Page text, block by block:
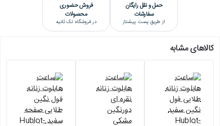
حمل و نقل رایگان
سفارشات
از طریق پست پیشتاز
فروش حضوری
محصولات
در فروشگاه تک ثانیه
کالاهای مشابه